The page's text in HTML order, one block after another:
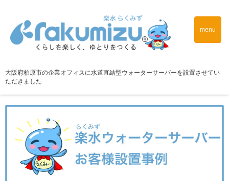
menu
大阪府柏原市の企業オフィスに水道直結型ウォーターサーバーを設置させてい
ただきました